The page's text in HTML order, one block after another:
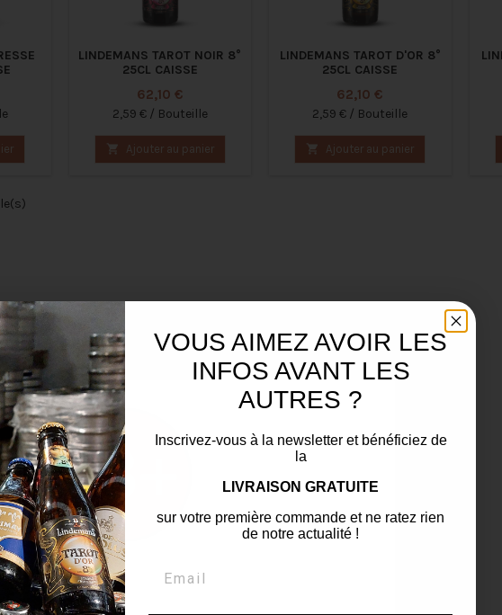
LINDEMANS TAROT NOIR 8°
25CL CAISSE
Prix
62,10 €
2,59 € / Bouteille
 Ajouter au panier
LINDEMANS TAROT D'OR 8°
25CL CAISSE
Prix
62,10 €
2,59 € / Bouteille
 Ajouter au panier
Hop là pas si vite !
que vous avez l'âge légal pour continuer
VOUS AIMEZ AVOIR LES
INFOS AVANT LES
AUTRES ?
Inscrivez-vous à la newsletter et bénéficiez de
la
LIVRAISON GRATUITE
sur votre première commande et ne ratez rien
de notre actualité !